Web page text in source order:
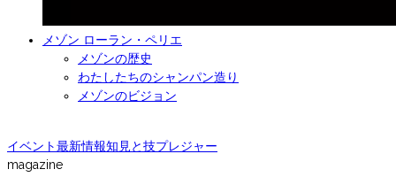
メゾン ローラン・ペリエ
メゾンの歴史
わたしたちのシャンパン造り
メゾンのビジョン
イベント最新情報知見と技プレジャー
magazine